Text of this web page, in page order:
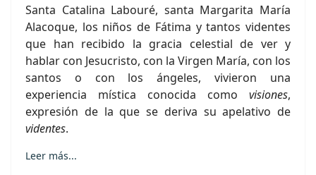
Santa Catalina Labouré, santa Margarita María
Alacoque, los niños de Fátima y tantos videntes
que han recibido la gracia celestial de ver y
hablar con Jesucristo, con la Virgen María, con los
santos o con los ángeles, vivieron una
experiencia mística conocida como visiones,
expresión de la que se deriva su apelativo de
videntes.
Leer más...